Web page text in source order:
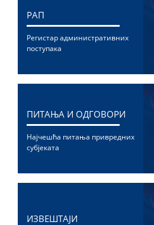
РАП
Регистар административних
поступака
ПИТАЊА И ОДГОВОРИ
Најчешћа питања привредних
субјеката
ИЗВЕШТАЈИ